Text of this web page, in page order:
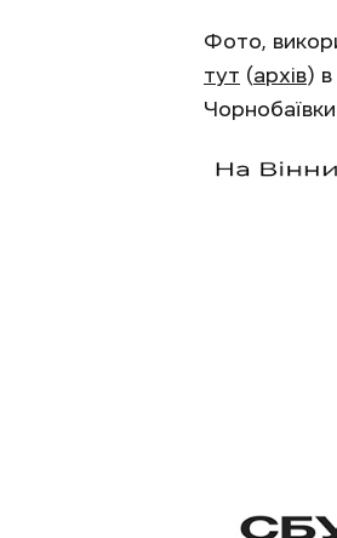
Фото,
тут (архів)